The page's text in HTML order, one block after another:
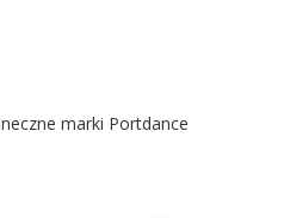
marki Portdance